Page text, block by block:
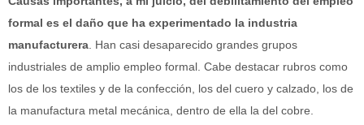
formal es el daño que ha experimentado la industria
manufacturera. Han casi desaparecido grandes grupos
industriales de amplio empleo formal. Cabe destacar rubros como
los de los textiles y de la confección, los del cuero y calzado, los de
la manufactura metal mecánica, dentro de ella la del cobre.